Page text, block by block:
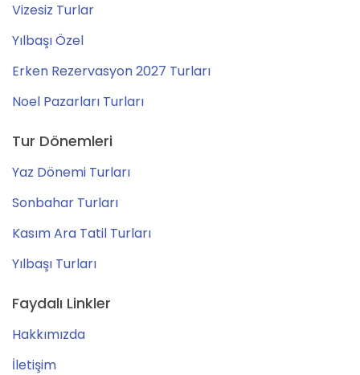
Vizesiz Turlar
Yılbaşı Özel
Erken Rezervasyon 2027 Turları
Noel Pazarları Turları
Tur Dönemleri
Yaz Dönemi Turları
Sonbahar Turları
Kasım Ara Tatil Turları
Yılbaşı Turları
Faydalı Linkler
Hakkımızda
İletişim